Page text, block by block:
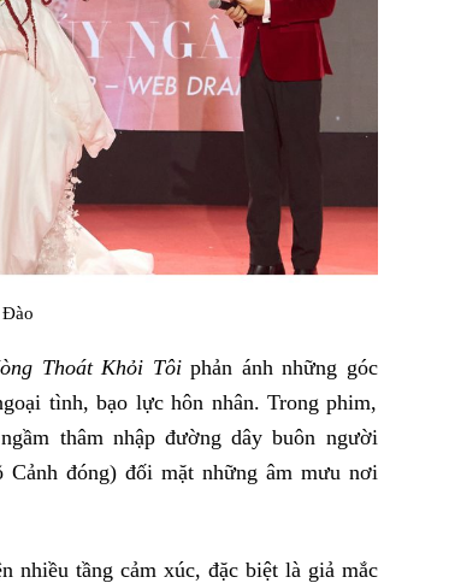
Đào
Thoát Khỏi Tôiphản ánh những góc
tình, bạo lực hôn nhân. Trong phim,
thâm nhập đường dây buôn người
đóng) đối mặt những âm mưu nơi
nhiều tầng cảm xúc, đặc biệt là giả mắc